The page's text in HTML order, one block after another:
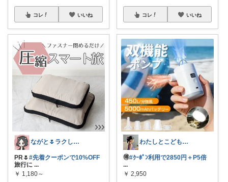
コレ いいね
ながと🌷ラクしてときめく暮らし
PR🌷#先着クーポンで10%OFF
旅行に ...
￥ 1,180～
コレ いいね
わたしとこどもの好きメモ 🧺
🉐#ｸｰﾎﾟﾝ利用で2850円＋P5倍
...
￥ 2,950